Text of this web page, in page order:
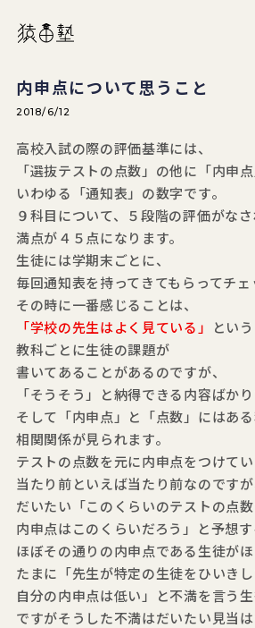
猿田塾
内申点について思うこと
2018/6/12
高校入試の際の評価基準には、
「選抜テストの点数」の他に「内申点
いわゆる「通知表」の数字です。
９科目について、５段階の評価がなさ
満点が４５点になります。
生徒には学期末ごとに、
毎回通知表を持ってきてもらってチェ
その時に一番感じることは、
「学校の先生はよく見ている」
とい
教科ごとに生徒の課題が
書いてあることがあるのですが、
「そうそう」と納得できる内容ばかり
そして「内申点」と「点数」にはあ
相関関係が見られます。
テストの点数を元に内申点をつけてい
当たり前といえば当たり前なのですが
だいたい「このくらいのテストの点数
内申点はこのくらいだろう」と予想す
ほぼその通りの内申点である生徒がほ
たまに「先生が特定の生徒をひいきし
自分の内申点は低い」と不満を言う生
ですがそうした不満はだいたい見当は